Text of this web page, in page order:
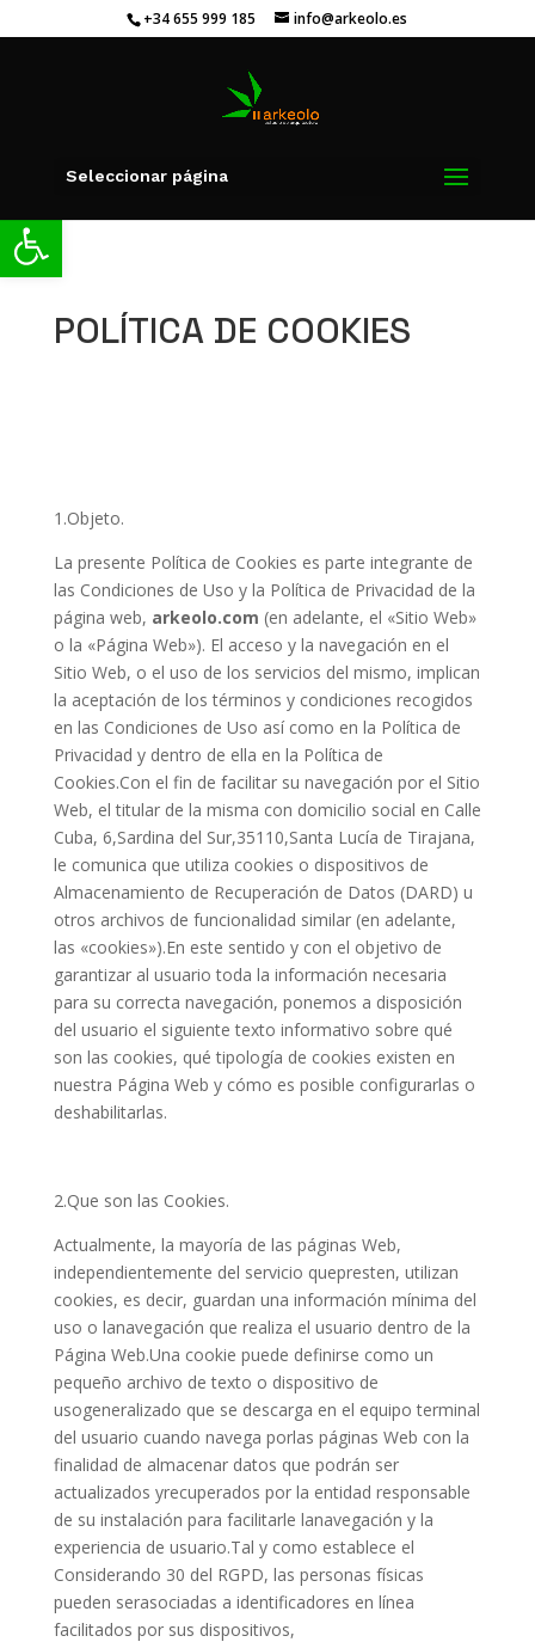
Abrir barra de herramientas
+34 655 999 185 info@arkeolo.es
Seleccionar página
POLÍTICA DE COOKIES
1.Objeto.
La presente Política de Cookies es parte integrante de
las Condiciones de Uso y la Política de Privacidad de la
página web, arkeolo.com (en adelante, el «Sitio Web»
o la «Página Web»). El acceso y la navegación en el
Sitio Web, o el uso de los servicios del mismo, implican
la aceptación de los términos y condiciones recogidos
en las Condiciones de Uso así como en la Política de
Privacidad y dentro de ella en la Política de
Cookies.Con el fin de facilitar su navegación por el Sitio
Web, el titular de la misma con domicilio social en Calle
Cuba, 6,Sardina del Sur,35110,Santa Lucía de Tirajana,
le comunica que utiliza cookies o dispositivos de
Almacenamiento de Recuperación de Datos (DARD) u
otros archivos de funcionalidad similar (en adelante,
las «cookies»).En este sentido y con el objetivo de
garantizar al usuario toda la información necesaria
para su correcta navegación, ponemos a disposición
del usuario el siguiente texto informativo sobre qué
son las cookies, qué tipología de cookies existen en
nuestra Página Web y cómo es posible configurarlas o
deshabilitarlas.
2.Que son las Cookies.
Actualmente, la mayoría de las páginas Web,
independientemente del servicio quepresten, utilizan
cookies, es decir, guardan una información mínima del
uso o lanavegación que realiza el usuario dentro de la
Página Web.Una cookie puede definirse como un
pequeño archivo de texto o dispositivo de
usogeneralizado que se descarga en el equipo terminal
del usuario cuando navega porlas páginas Web con la
finalidad de almacenar datos que podrán ser
actualizados yrecuperados por la entidad responsable
de su instalación para facilitarle lanavegación y la
experiencia de usuario.Tal y como establece el
Considerando 30 del RGPD, las personas físicas
pueden serasociadas a identificadores en línea
facilitados por sus dispositivos,